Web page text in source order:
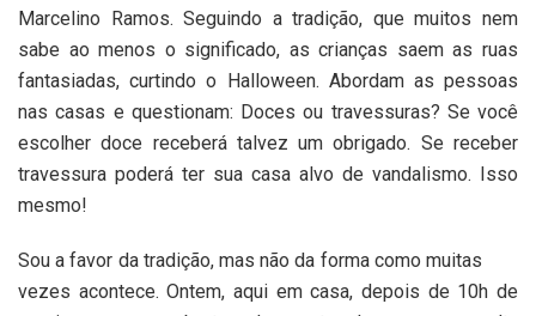
Marcelino Ramos. Seguindo a tradição, que muitos nem
sabe ao menos o significado, as crianças saem as ruas
fantasiadas, curtindo o Halloween. Abordam as pessoas
nas casas e questionam: Doces ou travessuras? Se você
escolher doce receberá talvez um obrigado. Se receber
travessura poderá ter sua casa alvo de vandalismo. Isso
mesmo!
Sou a favor da tradição, mas não da forma como muitas
vezes acontece. Ontem, aqui em casa, depois de 10h de